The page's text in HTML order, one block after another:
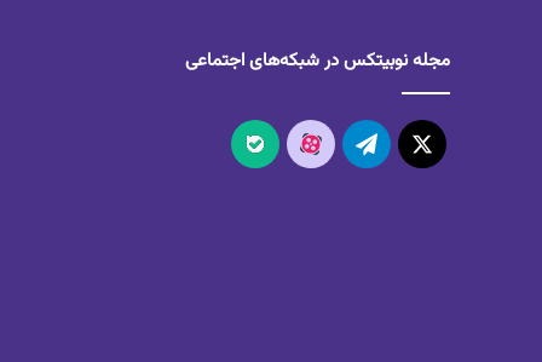
مجله نوبیتکس در شبکه‌های اجتماعی
X تلگرام آپارات بله